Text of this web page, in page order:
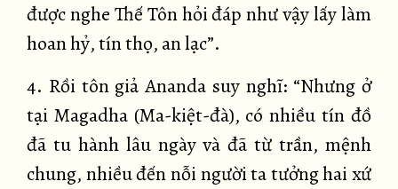
được nghe Thế Tôn hỏi đáp như vậy lấy làm
hoan hỷ, tín thọ, an lạc”.
4. Rồi tôn giả Ananda suy nghĩ: “Nhưng ở
tại Magadha (Ma-kiệt-đà), có nhiều tín đồ
đã tu hành lâu ngày và đã từ trần, mệnh
chung, nhiều đến nỗi người ta tưởng hai xứ